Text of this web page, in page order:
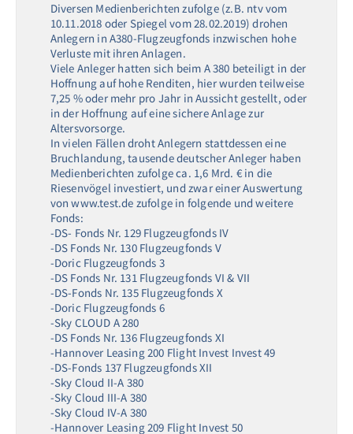
Diversen Medienberichten zufolge (z.B. ntv vom
10.11.2018 oder Spiegel vom 28.02.2019) drohen
Anlegern in A380-Flugzeugfonds inzwischen hohe
Verluste mit ihren Anlagen.
Viele Anleger hatten sich beim A 380 beteiligt in der
Hoffnung auf hohe Renditen, hier wurden teilweise
7,25 % oder mehr pro Jahr in Aussicht gestellt, oder
in der Hoffnung auf eine sichere Anlage zur
Altersvorsorge.
In vielen Fällen droht Anlegern stattdessen eine
Bruchlandung, tausende deutscher Anleger haben
Medienberichten zufolge ca. 1,6 Mrd. € in die
Riesenvögel investiert, und zwar einer Auswertung
von www.test.de zufolge in folgende und weitere
Fonds:
-DS- Fonds Nr. 129 Flugzeugfonds IV
-DS Fonds Nr. 130 Flugzeugfonds V
-Doric Flugzeugfonds 3
-DS Fonds Nr. 131 Flugzeugfonds VI & VII
-DS-Fonds Nr. 135 Flugzeugfonds X
-Doric Flugzeugfonds 6
-Sky CLOUD A 280
-DS Fonds Nr. 136 Flugzeugfonds XI
-Hannover Leasing 200 Flight Invest Invest 49
-DS-Fonds 137 Flugzeugfonds XII
-Sky Cloud II-A 380
-Sky Cloud III-A 380
-Sky Cloud IV-A 380
-Hannover Leasing 209 Flight Invest 50